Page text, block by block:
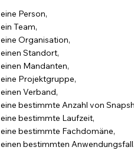
eine Person,
ein Team,
eine Organisation,
einen Standort,
einen Mandanten,
eine Projektgruppe,
einen Verband,
eine bestimmte Anzahl von
eine bestimmte Laufzeit,
eine bestimmte Fachdomäne,
einen bestimmten Anwendungsfall.